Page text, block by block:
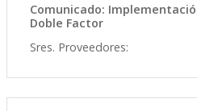
Comunicado:
Doble Factor
Sres. Proveedores: